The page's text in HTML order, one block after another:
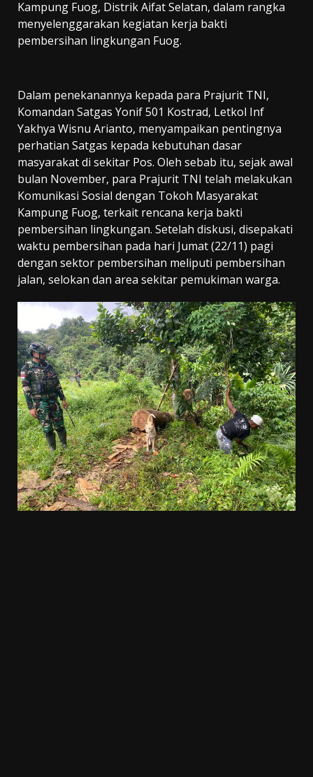
Kampung Fuog, Distrik Aifat Selatan, dalam rangka
menyelenggarakan kegiatan kerja bakti
pembersihan lingkungan Fuog.
Dalam penekanannya kepada para Prajurit TNI,
Komandan Satgas Yonif 501 Kostrad, Letkol Inf
Yakhya Wisnu Arianto, menyampaikan pentingnya
perhatian Satgas kepada kebutuhan dasar
masyarakat di sekitar Pos. Oleh sebab itu, sejak awal
bulan November, para Prajurit TNI telah melakukan
Komunikasi Sosial dengan Tokoh Masyarakat
Kampung Fuog, terkait rencana kerja bakti
pembersihan lingkungan. Setelah diskusi, disepakati
waktu pembersihan pada hari Jumat (22/11) pagi
dengan sektor pembersihan meliputi pembersihan
jalan, selokan dan area sekitar pemukiman warga.